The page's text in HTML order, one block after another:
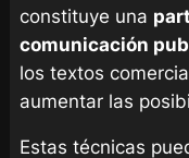
constituye una
comunicación
los textos
aumentar las
Estas técnicas